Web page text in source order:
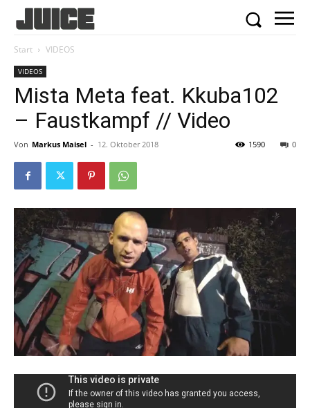
Start VIDEOS
VIDEOS
Mista Meta feat. Kkuba102
– Faustkampf // Video
Von Markus Maisel - 12. Oktober 2018 0
1590